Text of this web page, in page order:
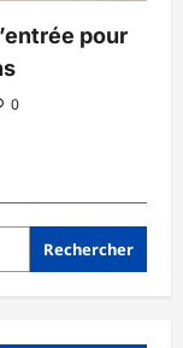
pour
0
Rechercher